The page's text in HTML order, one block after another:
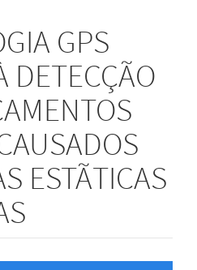
GPS
DETECÇÃO
ESTÃTICAS